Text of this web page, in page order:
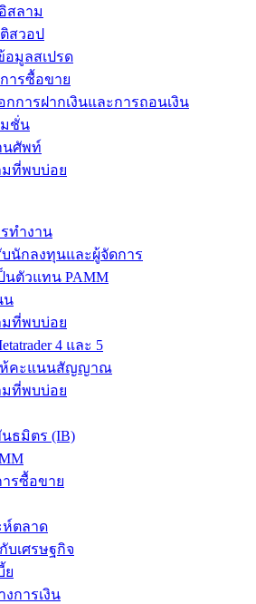
สลาม
สวอป
มูลสเปรด
ารซื้อขาย
กการฝากเงินและการถอนเงิน
ชั่น
นศัพท์
มที่พบบ่อย
ทำงาน
นักลงทุนและผู้จัดการ
นตัวแทน PAMM
น
มที่พบบ่อย
4 และ 5
ห้คะแนนสัญญาณ
มที่พบบ่อย
ธมิตร (IB)
รซื้อขาย
ห์ตลาด
บเศรษฐกิจ
ย
งการเงิน